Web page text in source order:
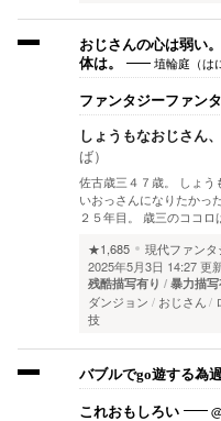
おじさんの心は弱い
体は。
埴輪庭（は
ファンタジーファン
しょうもなおじさん
ば）
佐古歳三４７歳。 しょう
いおっさんになりたかっ
２５年目。 歳三のココ
★1,685
現代ファンタ
2025年5月3日 14:27 更
残酷描写有り 暴力描写
ダンジョン おじさん
技
バブルでgo遊する為
これおもしろい